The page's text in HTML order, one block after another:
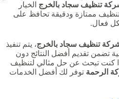
تنظيف سجاد بالخرج الخيار
ممتازة ودقيقة تحافظ على
فعال.
تنظيف سجاد بالخرج، يتم تنفيذ
تضمن تقديم أفضل النتائج دون
إذا كنت تبحث عن حل مثالي لتنظيف
الرحمة توفر لك أفضل الخدمات